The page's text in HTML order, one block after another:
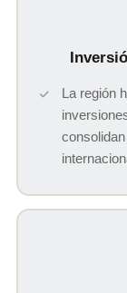
La región